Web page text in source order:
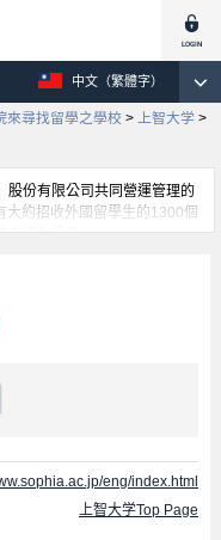
中文（繁體字）
來尋找留學之學校 > 上智大学 >
股份有限公司共同營運管理的
大約招收外國留學生的1300個
的招生訊息。
、合格人數等考試資訊、設
刊載於此，請務必查閱及利
eng/index.html
上智大学Top Page